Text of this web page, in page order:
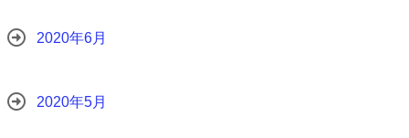
2020年6月
2020年5月